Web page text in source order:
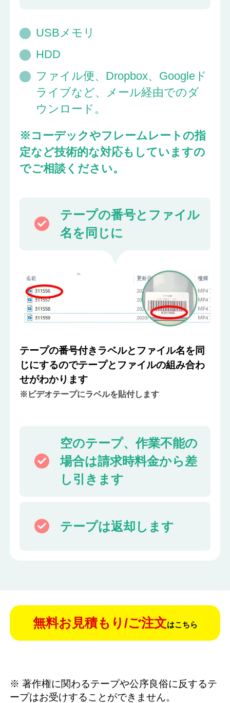
USBメモリ
HDD
ファイル便、Dropbox、Googleド
ライブなど、メール経由でのダ
ウンロード。
※コーデックやフレームレートの指
定など技術的な対応もしていますの
でご相談ください。
テープの番号とファイル
名を同じに
テープの番号付きラベルとファイル名を同
じにするのでテープとファイルの組み合わ
せがわかります
※ビデオテープにラベルを貼付します
空のテープ、作業不能の
場合は請求時料金から差
し引きます
テープは返却します
無料お見積もり/ご注文はこちら
※ 著作権に関わるテープや公序良俗に反するテ
ープはお受けすることができません。